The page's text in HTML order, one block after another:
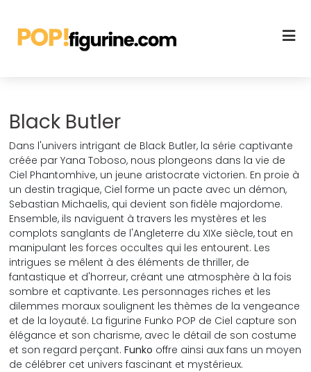
Black Butler
Dans l'univers intrigant de Black Butler, la série captivante
créée par Yana Toboso, nous plongeons dans la vie de
Ciel Phantomhive, un jeune aristocrate victorien. En proie à
un destin tragique, Ciel forme un pacte avec un démon,
Sebastian Michaelis, qui devient son fidèle majordome.
Ensemble, ils naviguent à travers les mystères et les
complots sanglants de l'Angleterre du XIXe siècle, tout en
manipulant les forces occultes qui les entourent. Les
intrigues se mêlent à des éléments de thriller, de
fantastique et d'horreur, créant une atmosphère à la fois
sombre et captivante. Les personnages riches et les
dilemmes moraux soulignent les thèmes de la vengeance
et de la loyauté. La figurine Funko POP de Ciel capture son
élégance et son charisme, avec le détail de son costume
et son regard perçant.Funko offre ainsi aux fans un moyen
de célébrer cet univers fascinant et mystérieux.